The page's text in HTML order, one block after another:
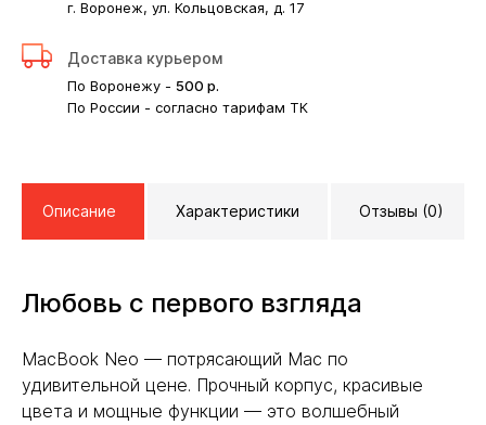
г. Воронеж, ул. Кольцовская, д. 17
Доставка курьером
По Воронежу - 500 р.
По России - согласно тарифам ТК
Описание Характеристики Отзывы (0)
Любовь с первого взгляда
MacBook Neo — потрясающий Mac по
удивительной цене. Прочный корпус, красивые
цвета и мощные функции — это волшебный